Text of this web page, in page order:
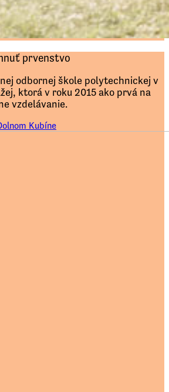
prvenstvo
odbornej škole polytechnickej v
ktorá v roku 2015 ako prvá na
vzdelávanie.
Kubíne